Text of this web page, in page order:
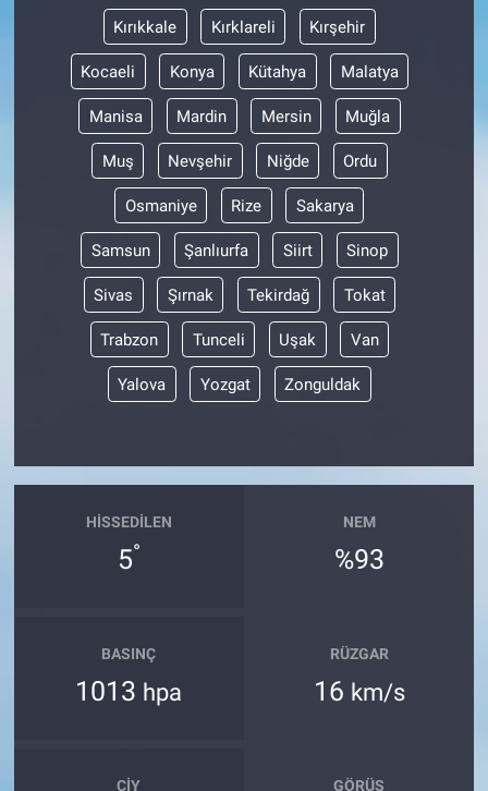
Kırıkkale Kırklareli Kırşehir
Kocaeli Konya Kütahya Malatya
Manisa Mardin Mersin Muğla
Muş Nevşehir Niğde Ordu
Osmaniye Rize Sakarya
Samsun Şanlıurfa Siirt Sinop
Sivas Şırnak Tekirdağ Tokat
Trabzon Tunceli Uşak Van
Yalova Yozgat Zonguldak
HISSEDILEN
5°
NEM
%93
BASINÇ
1013 hpa
RÜZGAR
16 km/s
ÇIY GÖRÜŞ